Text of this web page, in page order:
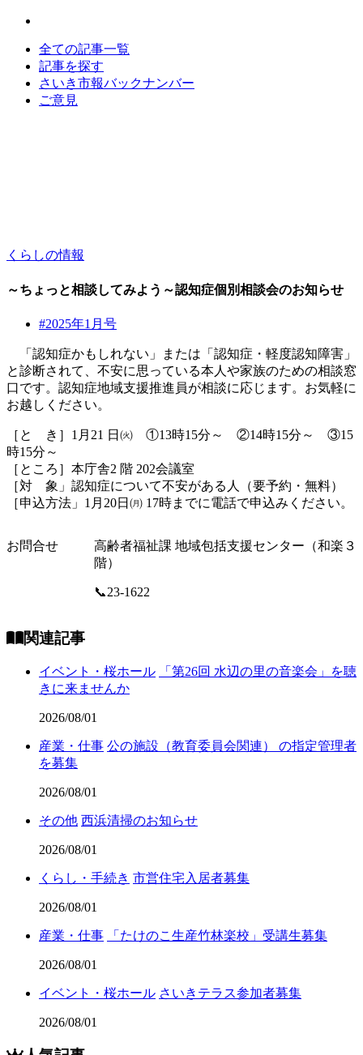
全ての記事一覧
記事を探す
さいき市報バックナンバー
ご意見
くらしの情報
～ちょっと相談してみよう～認知症個別相談会のお知らせ
#2025年1月号
「認知症かもしれない」または「認知症・軽度認知障害」
と診断されて、不安に思っている本人や家族のための相談窓
口です。認知症地域支援推進員が相談に応じます。お気軽に
お越しください。
［と き］1月21 日㈫ ①13時15分～ ②14時15分～ ③15
時15分～
［ところ］本庁舎2 階 202会議室
［対 象」認知症について不安がある人（要予約・無料）
［申込方法」1月20日㈪ 17時までに電話で申込みください。
お問合せ
高齢者福祉課 地域包括支援センター（和楽３
階）
📞23-1622
関連記事
イベント・桜ホール
「第26回 水辺の里の音楽会」を聴
きに来ませんか
2026/08/01
産業・仕事 公の施設（教育委員会関連） の指定管理者
を募集
2026/08/01
その他 西浜清掃のお知らせ
2026/08/01
くらし・手続き 市営住宅入居者募集
2026/08/01
産業・仕事 「たけのこ生産竹林楽校」受講生募集
2026/08/01
イベント・桜ホール さいきテラス参加者募集
2026/08/01